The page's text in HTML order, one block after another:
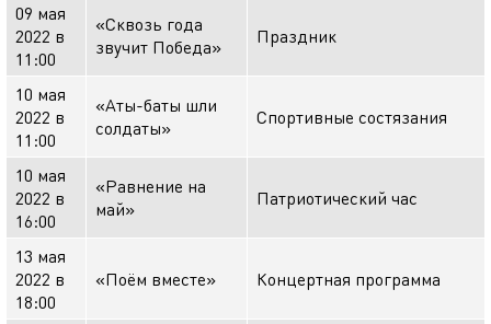
09 мая
2022 в
11:00
«Сквозь года
звучит Победа»
Праздник
10 мая
2022 в
11:00
«Аты-баты шли
солдаты»
Спортивные состязания
10 мая
2022 в
16:00
«Равнение на
май»
Патриотический час
13 мая
2022 в
18:00
«Поём вместе» Концертная программа